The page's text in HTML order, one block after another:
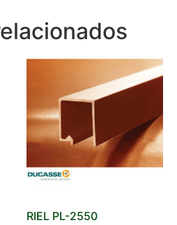
RIEL PL-2550